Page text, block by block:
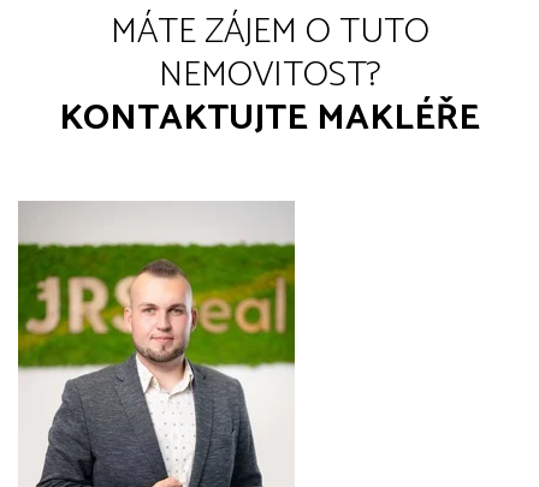
MÁTE ZÁJEM O TUTO
NEMOVITOST?
KONTAKTUJTE MAKLÉŘE